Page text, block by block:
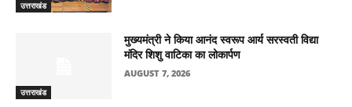
उत्तराखंड
उत्तराखंड
मुख्यमंत्री ने किया आनंद स्वरूप आर्य सरस्वती विद्या
मंदिर शिशु वाटिका का लोकार्पण
AUGUST 7, 2026